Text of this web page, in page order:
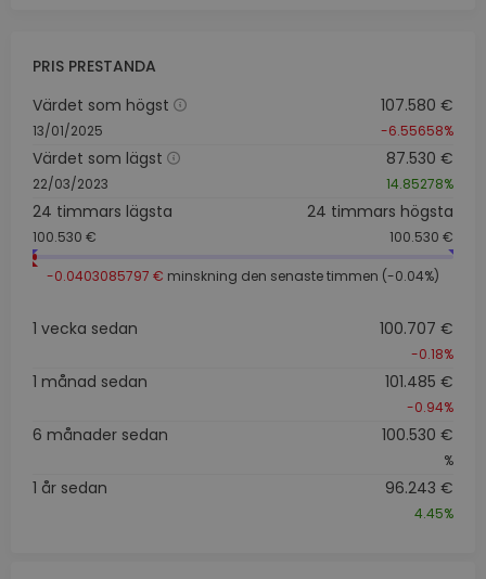
PRIS PRESTANDA
Värdet som högst
13/01/2025
107.580 €
-6.55658%
Värdet som lägst
22/03/2023
87.530 €
14.85278%
24 timmars lägsta
100.530 €
24 timmars högsta
100.530 €
-0.0403085797 € minskning den senaste timmen (-0.04%)
1 vecka sedan 100.707 €
-0.18%
1 månad sedan 101.485 €
-0.94%
6 månader sedan 100.530 €
%
1 år sedan 96.243 €
4.45%